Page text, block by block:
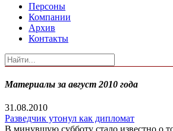
Персоны
Компании
Архив
Контакты
Материалы за август 2010 года
31.08.2010
Разведчик утонул как дипломат
В минувшую субботу стало известно о